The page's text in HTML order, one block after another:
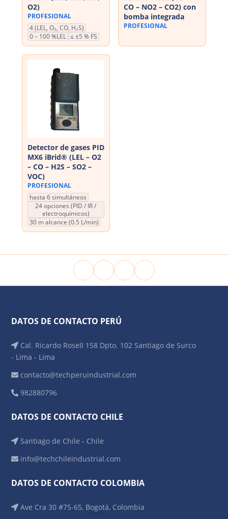
O2)
PROFESIONAL
4 (LEL, O₂, CO, H₂S)
0 – 100 %LEL ≤ ±5 % FS
CO – NO2 – CO2) con
bomba integrada
PROFESIONAL
Detector de gases PID
MX6 iBrid® (LEL – O2
– CO – H2S – SO2 –
VOC)
PROFESIONAL
hasta 6 simultáneos
24 opciones (PID / IR /
electroquímicos)
30 m alcance (0.5 L/min)
DATOS DE CONTACTO PERÚ
Cal. Ricardo Rosell 158 Dpto. 102 Santiago de Surco
- Lima - Lima
contacto@techperuindustrial.com
982880796
DATOS DE CONTACTO CHILE
Santiago de Chile - Chile
info@techchileindustrial.com
DATOS DE CONTACTO COLOMBIA
Ave Cra 30 #75-65, Bogotá, Colombia